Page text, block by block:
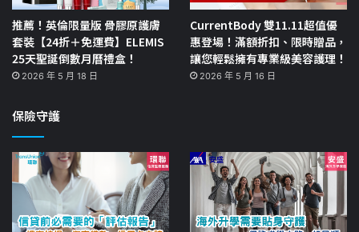
推薦！英倫限量版 骨膠原護膚
套裝【24折＋免運費】ELEMIS
25天聖誕倒數月曆禮盒！
2026 年 5 月 18 日
CurrentBody 雙11.11超值優
惠登場！滿額折扣、限時贈品，
讓您輕鬆擁有專業級美容護理！
2026 年 5 月 16 日
保險守護